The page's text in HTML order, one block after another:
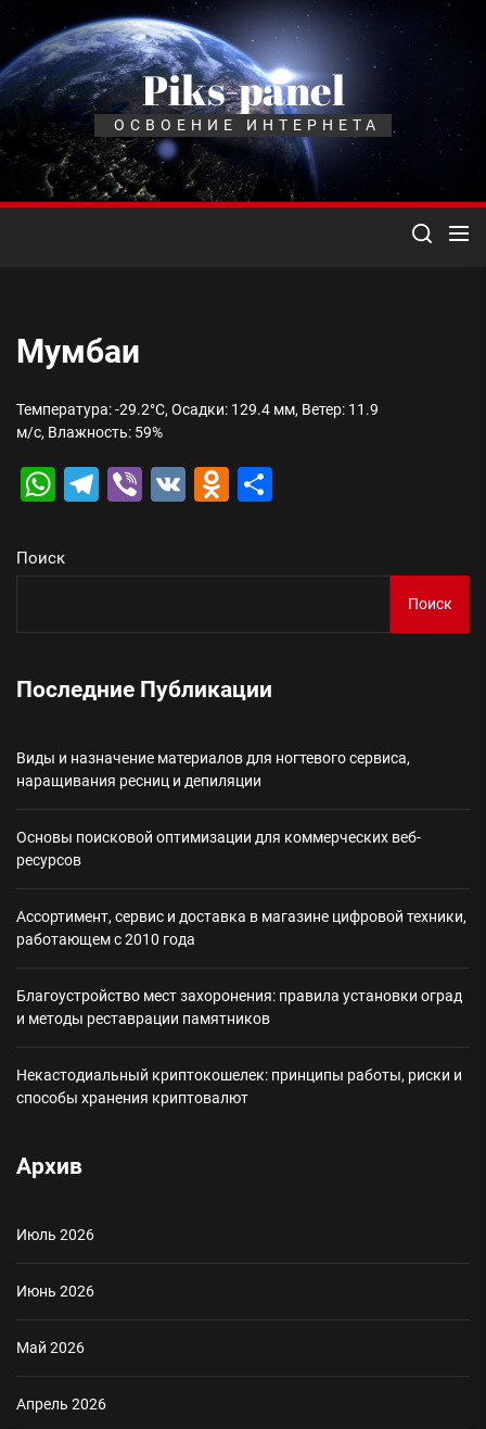
Перейти
содержимому
Piks-panel
ОСВОЕНИЕ ИНТЕРНЕТА
Мумбаи
Температура: -29.2°C, Осадки: 129.4 мм, Ветер: 11.9
м/с, Влажность: 59%
WhatsApp
Telegram
Viber
VK Odnoklassniki
Поиск
Поиск
Последние Публикации
Виды и назначение материалов для ногтевого сервиса,
наращивания ресниц и депиляции
Основы поисковой оптимизации для коммерческих веб-
ресурсов
Ассортимент, сервис и доставка в магазине цифровой техники,
работающем с 2010 года
Благоустройство мест захоронения: правила установки оград
и методы реставрации памятников
Некастодиальный криптокошелек: принципы работы, риски и
способы хранения криптовалют
Архив
Июль 2026
Июнь 2026
Май 2026
Апрель 2026